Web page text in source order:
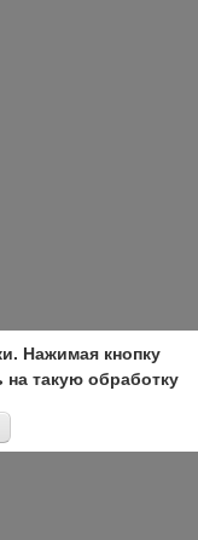
Нажимая кнопку
такую обработку